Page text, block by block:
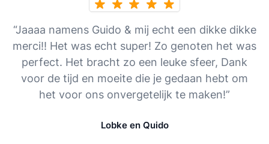
“Jaaaa namens Guido & mij echt een dikke dikke
merci!! Het was echt super! Zo genoten het was
perfect. Het bracht zo een leuke sfeer, Dank
voor de tijd en moeite die je gedaan hebt om
het voor ons onvergetelijk te maken!”
Lobke en Quido